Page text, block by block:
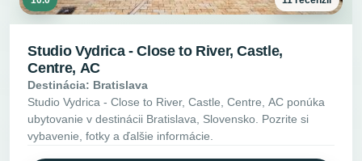
Studio Vydrica - Close to River, Castle,
Centre, AC
Destinácia: Bratislava
Studio Vydrica - Close to River, Castle, Centre, AC ponúka
ubytovanie v destinácii Bratislava, Slovensko. Pozrite si
vybavenie, fotky a ďalšie informácie.